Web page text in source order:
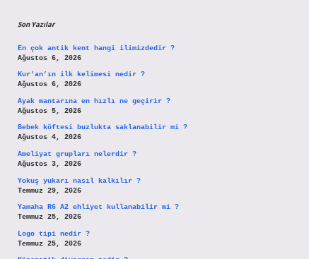
Son Yazılar
En çok antik kent hangi ilimizdedir ?
Ağustos 6, 2026
Kur’an’ın ilk kelimesi nedir ?
Ağustos 6, 2026
Ayak mantarına en hızlı ne geçirir ?
Ağustos 5, 2026
Bebek köftesi buzlukta saklanabilir mi ?
Ağustos 4, 2026
Ameliyat grupları nelerdir ?
Ağustos 3, 2026
Yokuş yukarı nasıl kalkılır ?
Temmuz 29, 2026
Yamaha R6 A2 ehliyet kullanabilir mi ?
Temmuz 25, 2026
Logo tipi nedir ?
Temmuz 25, 2026